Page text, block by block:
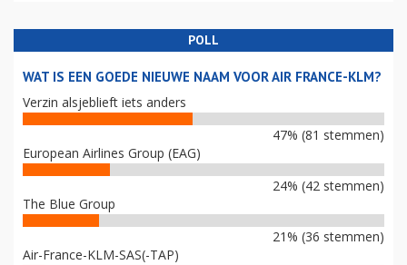
POLL
WAT IS EEN GOEDE NIEUWE NAAM VOOR AIR FRANCE-KLM?
Verzin alsjeblieft iets anders
47% (81 stemmen)
European Airlines Group (EAG)
24% (42 stemmen)
The Blue Group
21% (36 stemmen)
Air-France-KLM-SAS(-TAP)